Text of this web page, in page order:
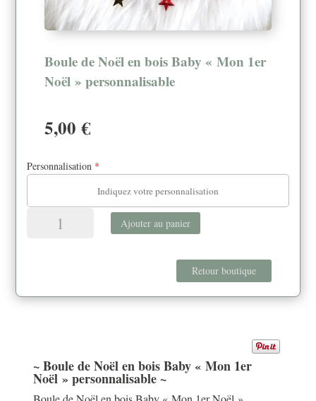
Boule de Noël en bois Baby « Mon 1er
Noël » personnalisable
5,00€
Personnalisation *
en
Noël"
personnalisable
Ajouter au panier
Retour boutique
~ Boule de Noël en bois Baby « Mon 1er
Noël » personnalisable ~